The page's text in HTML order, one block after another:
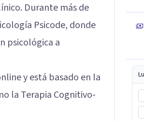
Durante más de
Psicode, donde
psicológica a
y está basado en la
la Terapia Cognitivo-